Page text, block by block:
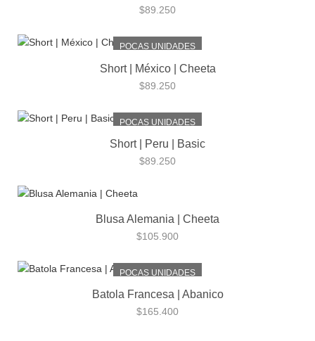
$89.250
POCAS UNIDADES
Short | México | Cheeta
$89.250
POCAS UNIDADES
Short | Peru | Basic
$89.250
Blusa Alemania | Cheeta
$105.900
POCAS UNIDADES
Batola Francesa | Abanico
$165.400